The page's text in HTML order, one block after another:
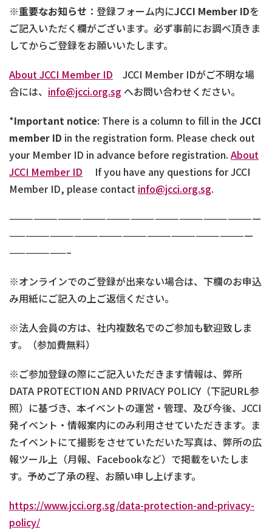
※重要なお知らせ ：登録フォーム内にJCCI Member IDを
ご記入いただく欄がございます。必ず事前にお調べ頂きま
してからご登録をお願いいたします。
About JCCI Member ID JCCI Member IDがご不明な場
合には、 info@jcci.org.sg へお問い合わせください。
*Important notice: There is a column to fill in the JCCI
member ID in the registration form. Please check out
your Member ID in advance before registration. About
JCCI Member ID If you have any questions for JCCI
Member ID, please contact info@jcci.org.sg.
———————————————————————————————
——————————————————————————————
———————–
※オンラインでのご登録が出来ない場合は、下欄のお申込
み用紙にご記入の上ご返信ください。
※法人会員の方は、社内複数名でのご参加も歓迎致しま
す。（参加費無料）
※ご参加登録の際にご記入いただきます情報は、弊所
DATA PROTECTION AND PRIVACY POLICY（下記URL参
照）に基づき、本イベントの運営・管理、及び今後、JCCI
発イベント・情報案内にのみ利用させていただきます。ま
たイベントにて撮影をさせていただいた写真は、弊所の広
報ツール上（月報、Facebookなど）で掲載をいたしま
す。予めご了承の程、お願い申し上げます。
https://www.jcci.org.sg/data-protection-and-privacy-
policy/